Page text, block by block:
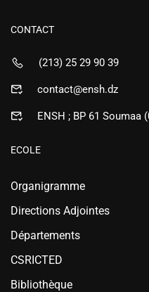
CONTACT
(213) 25 29 90 39
contact@ensh.dz
ENSH ; BP 61 Soumaa
ECOLE
Organigramme
Directions Adjointes
Départements
CSRICTED
Bibliothèque